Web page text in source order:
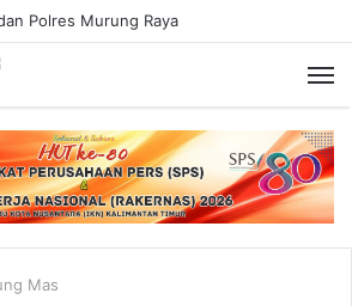
MTQ Korpri VIII Kalimantan Tengah
Mas